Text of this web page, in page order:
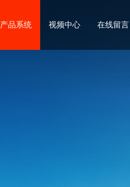
产品系统 视频中心 在线留言